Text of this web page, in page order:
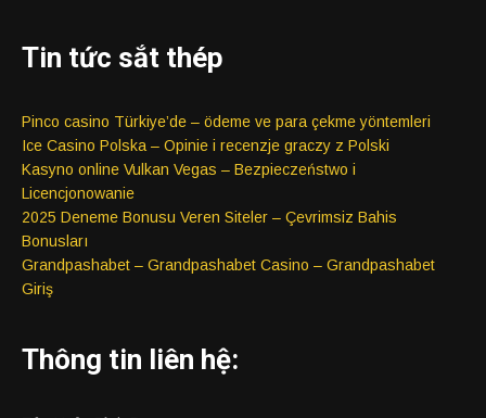
Tin tức sắt thép
Pinco casino Türkiye’de – ödeme ve para çekme yöntemleri
Ice Casino Polska – Opinie i recenzje graczy z Polski
Kasyno online Vulkan Vegas – Bezpieczeństwo i
Licencjonowanie
2025 Deneme Bonusu Veren Siteler – Çevrimsiz Bahis
Bonusları
Grandpashabet – Grandpashabet Casino – Grandpashabet
Giriş
Thông tin liên hệ: